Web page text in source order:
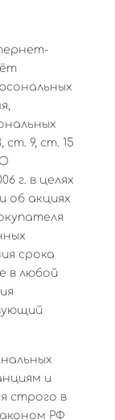
9, ст. 15
г. в целях
об акциях
срока
в любой
и
строго в
РФ